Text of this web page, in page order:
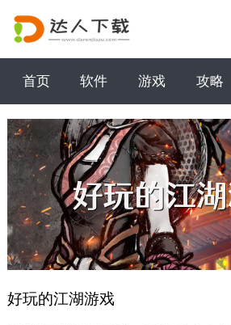
首页 软件 游戏 攻略
好玩的江湖游戏